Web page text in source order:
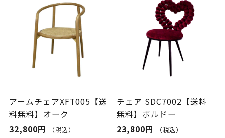
アームチェアXFT005【送
料無料】オーク
32,800円
（税込）
チェア SDC7002【送料
無料】ボルドー
23,800円
（税込）